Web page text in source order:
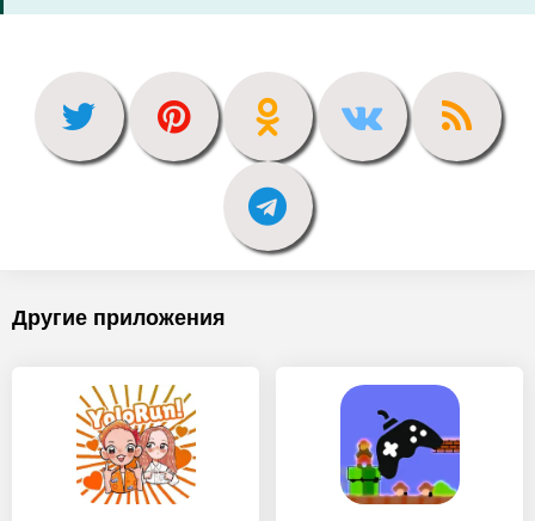
Другие приложения